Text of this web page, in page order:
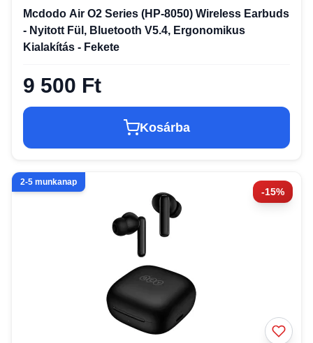
Mcdodo Air O2 Series (HP-8050) Wireless Earbuds
- Nyitott Fül, Bluetooth V5.4, Ergonomikus
Kialakítás - Fekete
9 500 Ft
Kosárba
-15%
2-5 munkanap